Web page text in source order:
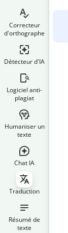
Correcteur
d'orthographe
Détecteur d'IA
Logiciel anti-
plagiat
Humaniser un
texte
Chat IA
Traduction
Résumé de
texte